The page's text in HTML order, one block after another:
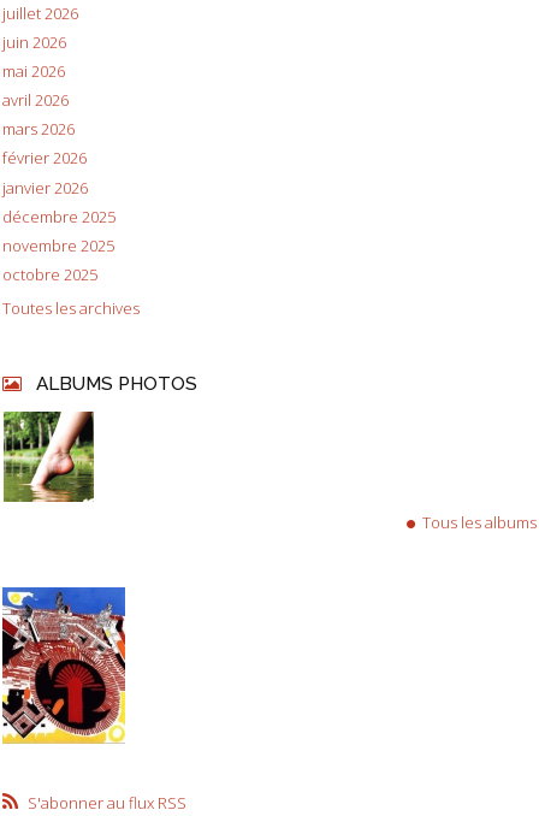
juillet 2026
juin 2026
mai 2026
avril 2026
mars 2026
février 2026
janvier 2026
décembre 2025
novembre 2025
octobre 2025
Toutes les archives
ALBUMS PHOTOS
Tous les albums
S'abonner au flux RSS